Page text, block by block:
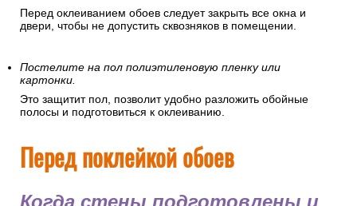
очистить его от пыли. Частички пыли могут испачкать обои,
навредить здоровью, осесть на клее и грунтовке, что
Плотно закройте все окна и двери.
Перед оклеиванием обоев следует закрыть все окна и
двери, чтобы не допустить сквозняков в помещении.
Постелите на пол полиэтиленовую пленку или
картонки.
полосы и подготовиться к оклеиванию.